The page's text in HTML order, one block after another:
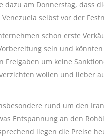
am Donnerstag, dass
selbst vor der
schon erste
sein und
Freigaben um keine
wollen und lieber
rund um den
Entspannung an den
liegen die Preise